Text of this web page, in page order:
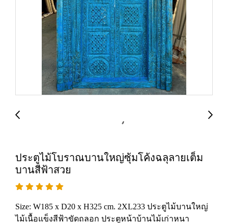
ประตูไม้โบราณบานใหญ่ซุ้มโค้งฉลุลายเต็ม
บานสีฟ้าสวย
Size: W185 x D20 x H325 cm. 2XL233 ประตูไม้บานใหญ่
ไม้เนื้อแข็งสีฟ้าขัดถลอก ประตูหน้าบ้านไม้เก่าหนา